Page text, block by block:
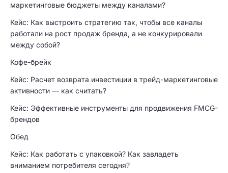
маркетинговые бюджеты между каналами?
Кейс: Как выстроить стратегию так, чтобы все каналы
работали на рост продаж бренда, а не конкурировали
между собой?
Кофе-брейк
Кейс: Расчет возврата инвестиции в трейд-маркетинговые
активности — как считать?
Кейс: Эффективные инструменты для продвижения FMCG-
брендов
Обед
Кейс: Как работать с упаковкой? Как завладеть
вниманием потребителя сегодня?